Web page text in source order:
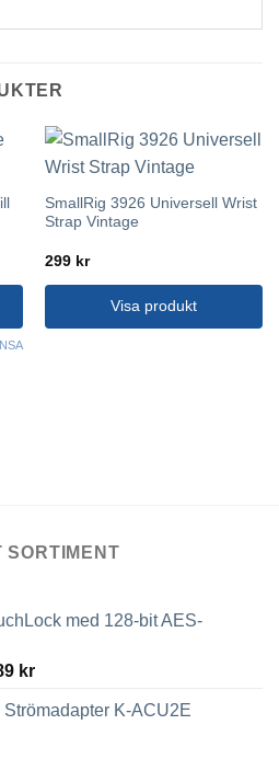
SmallRig 3926 Universell Wrist
Strap Vintage
299 kr
Visa produkt
SORTIMENT
med 128-bit AES-
krPrisintervall:
till
K-ACU2E